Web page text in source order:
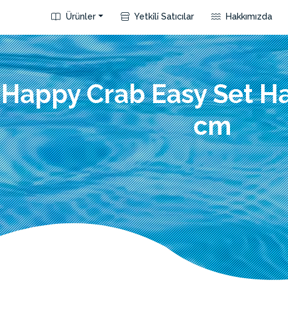
Ürünler Yetki̇li̇ Satıcılar Hakkımızda
Happy Crab Easy Set
cm